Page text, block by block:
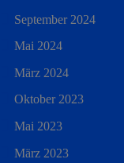
September 2024
Mai 2024
März 2024
Oktober 2023
Mai 2023
März 2023